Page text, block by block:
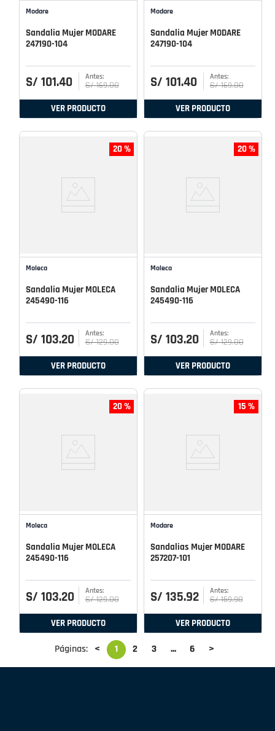
Modare
Sandalia Mujer MODARE
247190-104
S/ 101.40 S/ 169.00
VER PRODUCTO
Modare
Sandalia Mujer MODARE
247190-104
S/ 101.40 S/ 169.00
VER PRODUCTO
20 %
Moleca
Sandalia Mujer MOLECA
245490-116
S/ 103.20 S/ 129.00
VER PRODUCTO
20 %
Moleca
Sandalia Mujer MOLECA
245490-116
S/ 103.20 S/ 129.00
VER PRODUCTO
20 %
Moleca
Sandalia Mujer MOLECA
245490-116
S/ 103.20 S/ 129.00
VER PRODUCTO
15 %
Modare
Sandalias Mujer MODARE
257207-101
S/ 135.92 S/ 159.90
VER PRODUCTO
Páginas: < 1 2 3 ... 6 >